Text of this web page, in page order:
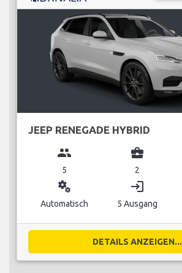
JEEP RENEGADE HYBRID
group
5
business_center
2
miscellaneous_services
Automatisch
login
5 Ausgang
DETAILS ANZEIGEN...